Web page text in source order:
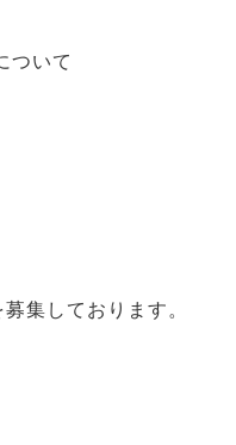
ついて
集しております。